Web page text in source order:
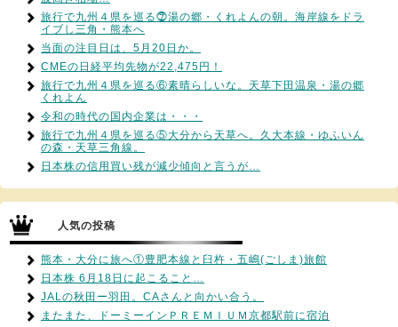
旅行で九州４県を巡る⓻湯の郷・くれよんの朝。海岸線をドラ
イブし三角・熊本へ
当面の注目日は、5月20日か。
CMEの日経平均先物が22,475円！
旅行で九州４県を巡る⑥素晴らしいな。天草下田温泉・湯の郷
くれよん
令和の時代の国内企業は・・・
旅行で九州４県を巡る⑤大分から天草へ。久大本線・ゆふいん
の森・天草三角線。
日本株の信用買い残が減少傾向と言うが…
人気の投稿
熊本・大分に旅へ①豊肥本線と臼杵・五嶋(ごしま)旅館
日本株 6月18日に起こること…
JALの秋田ー羽田。CAさんと向かい合う。
またまた、ドーミーインＰＲＥＭＩＵＭ京都駅前に宿泊